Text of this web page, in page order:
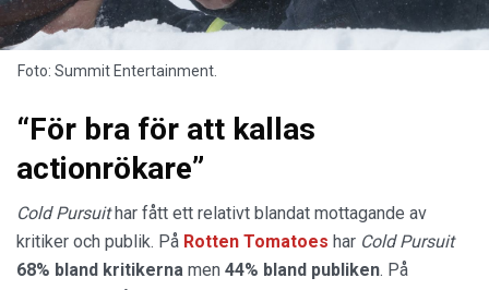
Foto: Summit Entertainment.
“För bra för att kallas
actionrökare”
Cold Pursuithar fått ett relativt blandat mottagande av
kritiker och publik. På Rotten Tomatoes har Cold Pursuit
68% bland kritikerna men 44% bland publiken. På